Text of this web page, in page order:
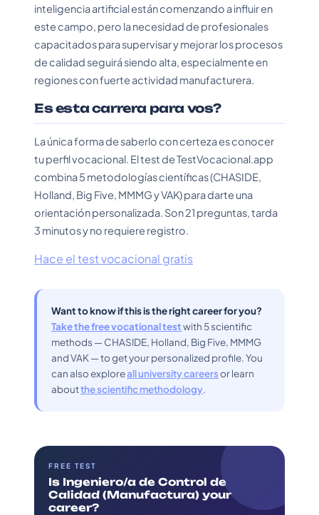
inteligencia artificial están comenzando a influir en
este campo, pero la necesidad de profesionales
capacitados para supervisar y mejorar los procesos
de calidad seguirá siendo alta, especialmente en
regiones con fuerte actividad manufacturera.
Es esta carrera para vos?
La única forma de saberlo con certeza es conocer
tu perfil vocacional. El test de TestVocacional.app
combina 5 metodologías científicas (CHASIDE,
Holland, Big Five, MMMG y VAK) para darte una
orientación personalizada. Son 21 preguntas, tarda
3 minutos y no requiere registro.
Hace el test vocacional gratis
Want to know if this is the right career for you?
Take the free vocational testwith 5 scientific
methods — CHASIDE, Holland, Big Five, MMMG
and VAK — to get your personalized profile. You
can also exploreall university careersor learn
aboutthe scientific methodology.
FREE TEST
Is Ingeniero/a de Control de
Calidad (Manufactura) your
career?